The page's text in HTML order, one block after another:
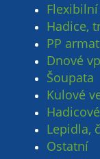
Hadice,
PP
Dnové
Šoupata
Kulové
Lepidla,
Ostatní